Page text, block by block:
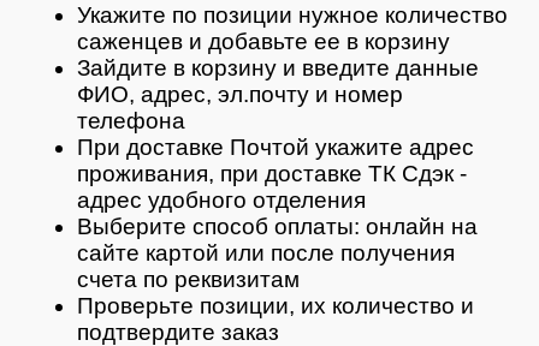
Укажите по позиции нужное количество
саженцев и добавьте ее в корзину
Зайдите в корзину и введите данные
ФИО, адрес, эл.почту и номер
телефона
При доставке Почтой укажите адрес
проживания, при доставке ТК Сдэк -
адрес удобного отделения
Выберите способ оплаты: онлайн на
сайте картой или после получения
счета по реквизитам
Проверьте позиции, их количество и
подтвердите заказ